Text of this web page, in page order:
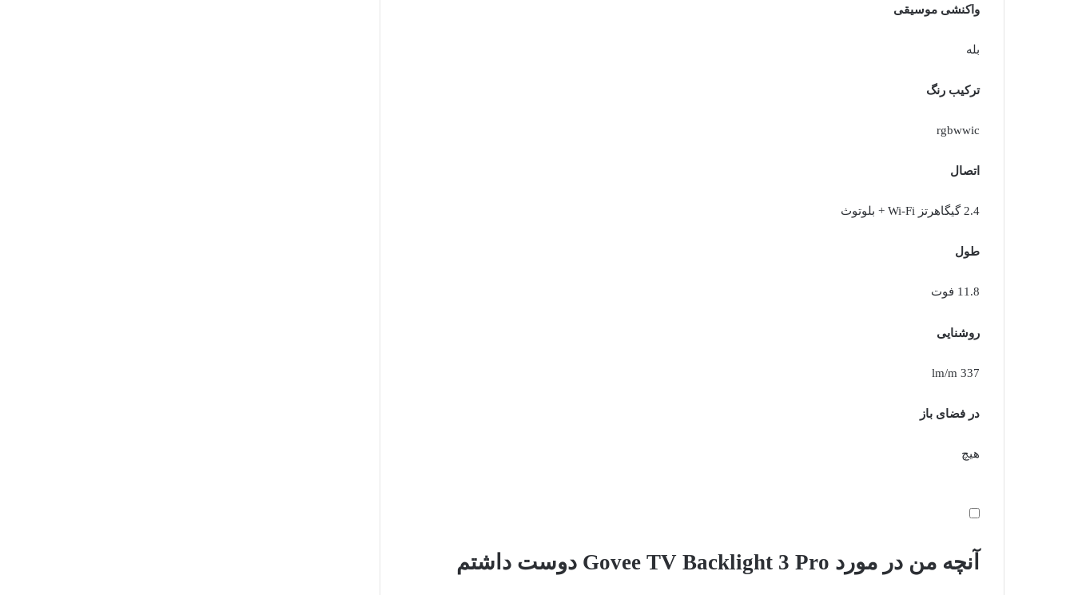
واکنشی موسیقی
بله
ترکیب رنگ
rgbwwic
اتصال
2.4 گیگاهرتز Wi-Fi + بلوتوث
طول
11.8 فوت
روشنایی
337 lm/m
در فضای باز
هیچ
آنچه من در مورد Govee TV Backlight 3 Pro دوست داشتم